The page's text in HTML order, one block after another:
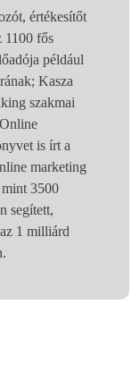
értékesítőt
1100 fős
például
Kasza
szakmai
is írt a
marketing
3500
segített,
1 milliárd